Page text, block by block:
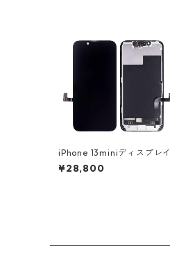
iPhone 13miniディスプレイ
¥28,800